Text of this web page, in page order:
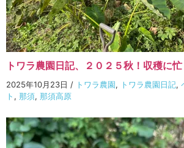
トワラ農園日記、２０２５秋！収穫に忙
2025年10月23日 / トワラ農園, トワラ農園日記,
ト , 那須, 那須高原